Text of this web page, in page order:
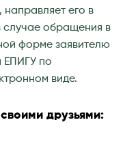
направляет его в
случае обращения в
форме заявителю
ЕПИГУ по
виде.
друзьями: